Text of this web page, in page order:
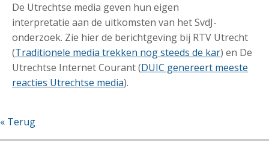
De Utrechtse media geven hun eigen
interpretatie aan de uitkomsten van het SvdJ-
onderzoek. Zie hier de berichtgeving bij RTV Utrecht
(Traditionele media trekken nog steeds de kar) en De
Utrechtse Internet Courant (DUIC genereert meeste
reacties Utrechtse media).
« Terug